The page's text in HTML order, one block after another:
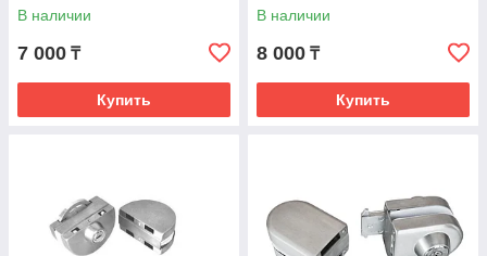
В наличии
7 000 ₸
Купить
В наличии
8 000 ₸
Купить